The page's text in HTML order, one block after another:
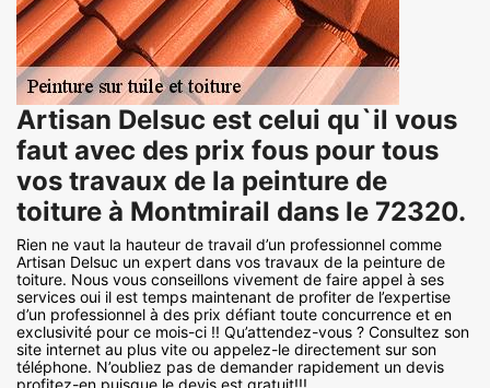
Artisan Delsuc est celui qu`il vous
faut avec des prix fous pour tous
vos travaux de la peinture de
toiture à Montmirail dans le 72320.
Rien ne vaut la hauteur de travail d’un professionnel comme
Artisan Delsuc un expert dans vos travaux de la peinture de
toiture. Nous vous conseillons vivement de faire appel à ses
services oui il est temps maintenant de profiter de l’expertise
d’un professionnel à des prix défiant toute concurrence et en
exclusivité pour ce mois-ci !! Qu’attendez-vous ? Consultez son
site internet au plus vite ou appelez-le directement sur son
téléphone. N’oubliez pas de demander rapidement un devis
profitez-en puisque le devis est gratuit!!!